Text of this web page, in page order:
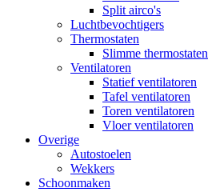
Split airco's
Luchtbevochtigers
Thermostaten
Slimme thermostaten
Ventilatoren
Statief ventilatoren
Tafel ventilatoren
Toren ventilatoren
Vloer ventilatoren
Overige
Autostoelen
Wekkers
Schoonmaken